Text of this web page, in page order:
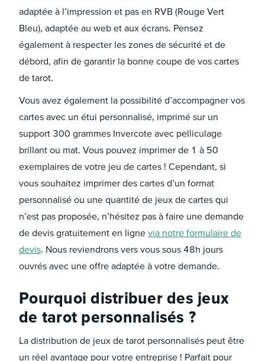
adaptée à l’impression et pas en RVB (Rouge Vert
Bleu), adaptée au web et aux écrans. Pensez
également à respecter les zones de sécurité et de
débord, afin de garantir la bonne coupe de vos cartes
de tarot.
Vous avez également la possibilité d’accompagner vos
cartes avec un étui personnalisé, imprimé sur un
support 300 grammes Invercote avec pelliculage
brillant ou mat. Vous pouvez imprimer de 1 à 50
exemplaires de votre jeu de cartes ! Cependant, si
vous souhaitez imprimer des cartes d’un format
personnalisé ou une quantité de jeux de cartes qui
n’est pas proposée, n’hésitez pas à faire une demande
de devis gratuitement en ligne via notre formulaire de
devis. Nous reviendrons vers vous sous 48h jours
ouvrés avec une offre adaptée à votre demande.
Pourquoi distribuer des jeux
de tarot personnalisés ?
La distribution de jeux de tarot personnalisés peut être
un réel avantage pour votre entreprise ! Parfait pour